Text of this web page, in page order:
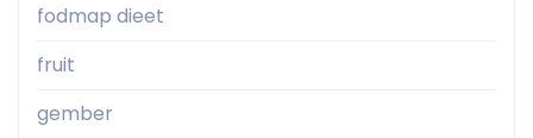
fodmap dieet
fruit
gember